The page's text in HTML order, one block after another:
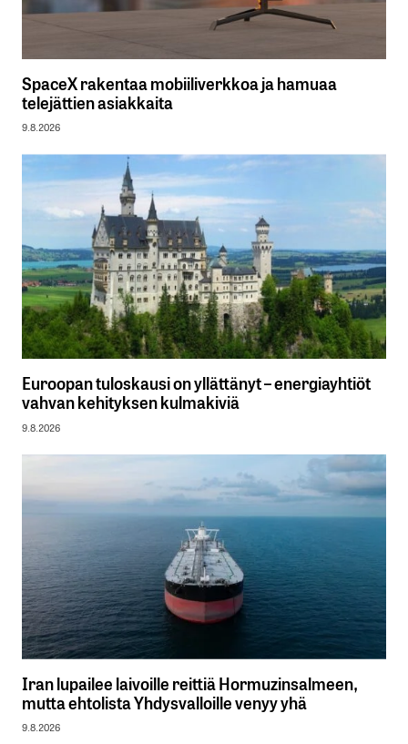
SpaceX rakentaa mobiiliverkkoa ja hamuaa
telejättien asiakkaita
9.8.2026
Euroopan tuloskausi on yllättänyt – energiayhtiöt
vahvan kehityksen kulmakiviä
9.8.2026
Iran lupailee laivoille reittiä Hormuzinsalmeen,
mutta ehtolista Yhdysvalloille venyy yhä
9.8.2026